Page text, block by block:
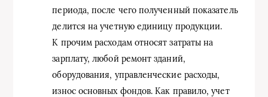
периода, после чего полученный показатель
делится на учетную единицу продукции.
К прочим расходам относят затраты на
зарплату, любой ремонт зданий,
оборудования, управленческие расходы,
износ основных фондов. Как правило, учет